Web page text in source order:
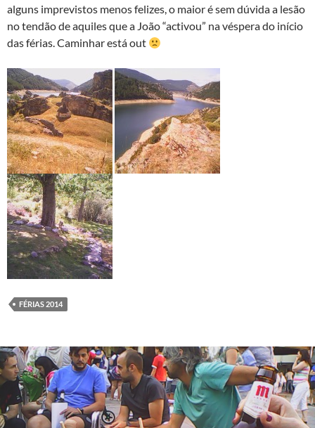
alguns imprevistos menos felizes, o maior é sem dúvida a lesão
no tendão de aquiles que a João “activou” na véspera do início
das férias. Caminhar está out
FÉRIAS 2014